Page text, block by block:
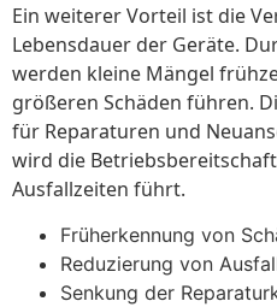
Ein weiterer Vorteil ist die
Lebensdauer der Geräte.
werden kleine Mängel
größeren Schäden führen.
für Reparaturen und
wird die
Ausfallzeiten führt.
Früherkennung von
Reduzierung von
Senkung der